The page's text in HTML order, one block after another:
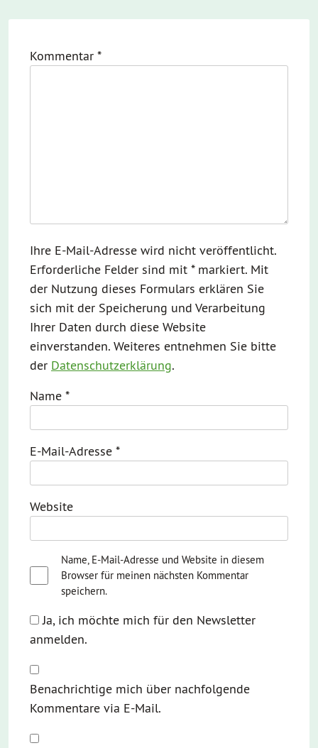
Kommentar *
Ihre E-Mail-Adresse wird nicht veröffentlicht.
Erforderliche Felder sind mit * markiert. Mit
der Nutzung dieses Formulars erklären Sie
sich mit der Speicherung und Verarbeitung
Ihrer Daten durch diese Website
einverstanden. Weiteres entnehmen Sie bitte
der Datenschutzerklärung.
Name *
E-Mail-Adresse *
Website
Name, E-Mail-Adresse und Website in diesem
Browser für meinen nächsten Kommentar
speichern.
Ja, ich möchte mich für den Newsletter
anmelden.
Benachrichtige mich über nachfolgende
Kommentare via E-Mail.